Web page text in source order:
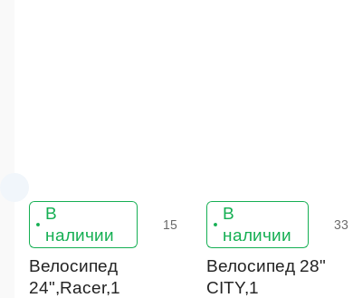
В
наличии
15
Велосипед
24",Racer,1
В
наличии
33
Велосипед 28"
CITY,1